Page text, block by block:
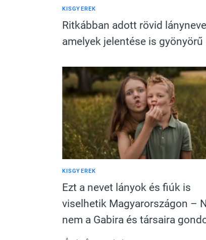
KISGYEREK
Ritkábban adott rövid
amelyek jelentése is gyönyörű
KISGYEREK
Ezt a nevet lányok és fiúk is
viselhetik Magyarországon –
nem a Gabira és társaira